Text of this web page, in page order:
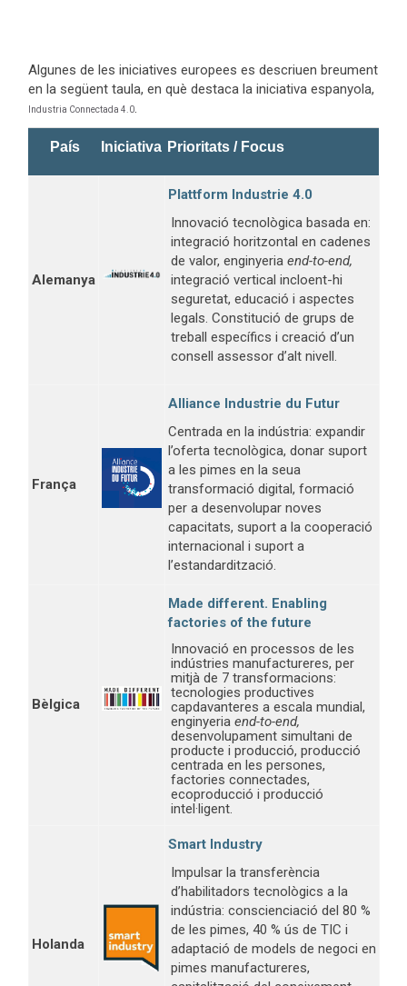
Algunes de les iniciatives europees es descriuen breument
en la següent taula, en què destaca la iniciativa espanyola,
Industria Connectada 4.0
País Iniciativa Prioritats / Focus
Alemanya
Plattform Industrie 4.0
Innovació tecnològica basada en:
integració horitzontal en cadenes
de valor, enginyeriaend-to-end,
integració vertical incloent-hi
seguretat, educació i aspectes
legals. Constitució de grups de
treball específics i creació d’un
consell assessor d’alt nivell.
França
Alliance Industrie du Futur
Centrada en la indústria: expandir
l’oferta tecnològica, donar suport
a les pimes en la seua
transformació digital, formació
per a desenvolupar noves
capacitats, suport a la cooperació
internacional i suport a
l’estandardització.
Bèlgica
Made different. Enabling
factories of the future
Innovació en processos de les
indústries manufactureres, per
mitjà de 7 transformacions:
tecnologies productives
capdavanteres a escala mundial,
enginyeriaend-to-end,
desenvolupament simultani de
producte i producció, producció
centrada en les persones,
factories connectades,
ecoproducció i producció
intel·ligent.
Holanda
Smart Industry
Impulsar la transferència
d’habilitadors tecnològics a la
indústria: conscienciació del 80 %
de les pimes, 40 % ús de TIC i
adaptació de models de negoci en
pimes manufactureres,